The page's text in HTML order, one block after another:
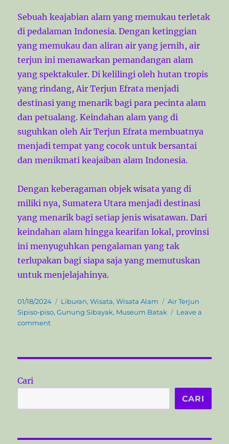
Sebuah keajabian alam yang memukau terletak
di pedalaman Indonesia. Dengan ketinggian
yang memukau dan aliran air yang jernih, air
terjun ini menawarkan pemandangan alam
yang spektakuler. Di kelilingi oleh hutan tropis
yang rindang, Air Terjun Efrata menjadi
destinasi yang menarik bagi para pecinta alam
dan petualang. Keindahan alam yang di
suguhkan oleh Air Terjun Efrata membuatnya
menjadi tempat yang cocok untuk bersantai
dan menikmati keajaiban alam Indonesia.
Dengan keberagaman objek wisata yang di
miliki nya, Sumatera Utara menjadi destinasi
yang menarik bagi setiap jenis wisatawan. Dari
keindahan alam hingga kearifan lokal, provinsi
ini menyuguhkan pengalaman yang tak
terlupakan bagi siapa saja yang memutuskan
untuk menjelajahinya.
P
o
s
n
01/18/2024
C
a
e
Liburan,Wisata,Wisata Alam
T
a
Air Terjun
Sipiso-piso,Gunung Sibayak, Museum Batak
Leave a
commento
j
k
s
Cari
CARI